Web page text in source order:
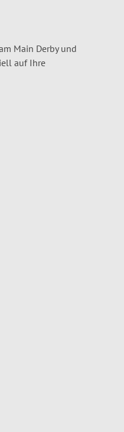
Main Derby und
auf Ihre